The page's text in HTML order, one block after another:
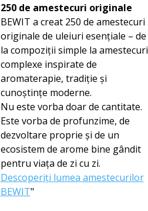
250 de amestecuri originale
BEWIT a creat 250 de amestecuri
originale de uleiuri esențiale – de
la compoziții simple la amestecuri
complexe inspirate de
aromaterapie, tradiție și
cunoștințe moderne.
Nu este vorba doar de cantitate.
Este vorba de profunzime, de
dezvoltare proprie și de un
ecosistem de arome bine gândit
pentru viața de zi cu zi.
Descoperiți lumea amestecurilor
BEWIT"